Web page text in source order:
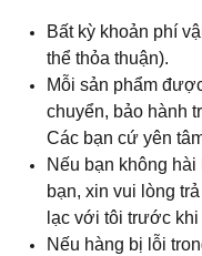
Bất kỳ khoản phí
thể thỏa thuận).
Mỗi sản phẩm
chuyển, bảo hành
Các bạn cứ yên
Nếu bạn không
bạn, xin vui lòng
lạc với tôi trước khi
Nếu hàng bị lỗi